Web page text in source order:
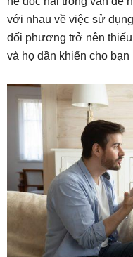
với nhau về việc sử
đối phương trở nên
và họ dần khiến cho